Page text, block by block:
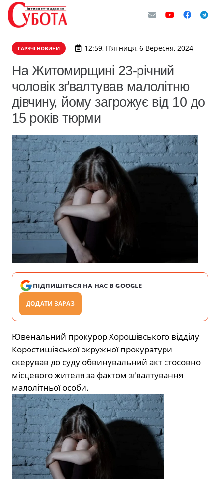
ГАРЯЧІ НОВИНИ 12:59, П’ятниця, 6 Вересня, 2024
На Житомирщині 23-річний
чоловік зґвалтував малолітню
дівчину, йому загрожує від 10 до
15 років тюрми
ПІДПИШІТЬСЯ НА НАС В GOOGLE
ДОДАТИ ЗАРАЗ
Ювенальний прокурор Хорошівського відділу
Коростишівської окружної прокуратури
скерував до суду обвинувальний акт стосовно
місцевого жителя за фактом зґвалтування
малолітньої особи.